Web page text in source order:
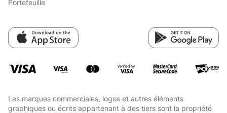
Portefeuille
Les marques commerciales, logos et autres éléments
graphiques ou écrits appartenant à des tiers sont la propriété